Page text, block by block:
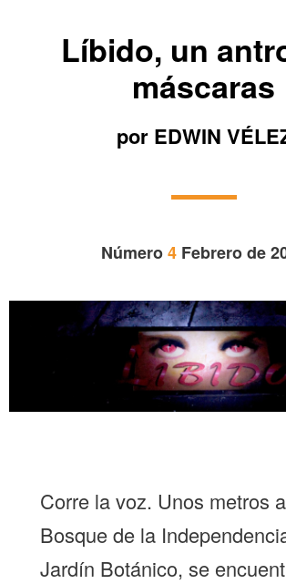
Líbido, un
máscaras
por EDWIN
Número4Febrero de
Corre la voz. Unos metros
Bosque de la
Jardín Botánico, se